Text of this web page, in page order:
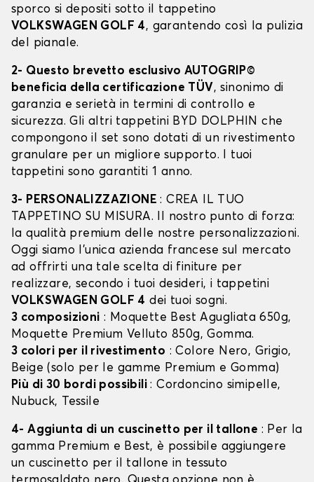
sporco si depositi sotto il tappetino
VOLKSWAGEN GOLF 4, garantendo così la pulizia
del pianale.
2- Questo brevetto esclusivo AUTOGRIP©
beneficia della certificazione TÜV, sinonimo di
garanzia e serietà in termini di controllo e
sicurezza. Gli altri tappetini BYD DOLPHIN che
compongono il set sono dotati di un rivestimento
granulare per un migliore supporto. I tuoi
tappetini sono garantiti 1 anno.
3- PERSONALIZZAZIONE: CREA IL TUO
TAPPETINO SU MISURA. Il nostro punto di forza:
la qualità premium delle nostre personalizzazioni.
Oggi siamo l’unica azienda francese sul mercato
ad offrirti una tale scelta di finiture per
realizzare, secondo i tuoi desideri, i tappetini
VOLKSWAGEN GOLF 4 dei tuoi sogni.
3 composizioni : Moquette Best Agugliata 650g,
Moquette Premium Velluto 850g, Gomma.
3 colori per il rivestimento : Colore Nero, Grigio,
Beige (solo per le gamme Premium e Gomma)
Più di 30 bordi possibili: Cordoncino simipelle,
Nubuck, Tessile
4- Aggiunta di un cuscinetto per il tallone : Per la
gamma Premium e Best, è possibile aggiungere
un cuscinetto per il tallone in tessuto